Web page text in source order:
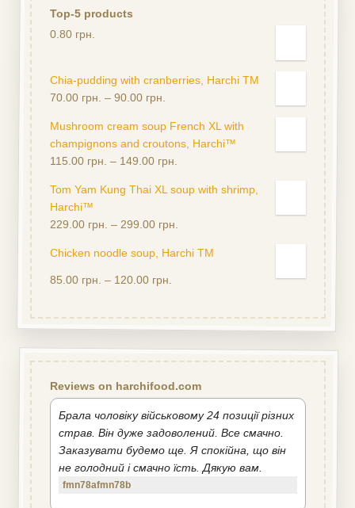
Top-5 products
0.80 грн.
Chia-pudding with cranberries, Harchі TM
70.00 грн. – 90.00 грн.
Mushroom cream soup French XL with
champignons and croutons, Harchi™
115.00 грн. – 149.00 грн.
Tom Yam Kung Thai XL soup with shrimp,
Harchi™
229.00 грн. – 299.00 грн.
Сhicken noodle soup, Harchi TM
Rated
of 5
85.00 грн. – 120.00 грн.
Reviews on harchifood.com
Брала чоловіку військовому 24 позиції різних
страв. Він дуже задоволений. Все смачно.
Заказувати будемо ще. Я спокійна, що він
не голодний і смачно їсть. Дякую вам.
fmn78afmn78b